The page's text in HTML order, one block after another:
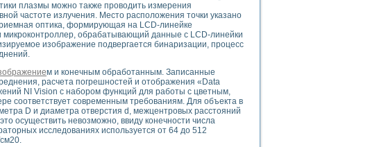
в учебной лаборатории средствами LabVIEW
импульсного сигнала
среде Lab VIEW 7.1
в среде LabVIEW
(RRR) сверхпроводников
в пространстве Ван Дер Поля
6008
плазмы можно также проводить измерения
частоте излучения. Место расположения точки указано
оптика, формирующая на LCD-линейке
микроконтроллер, обрабатывающий данные с LCD-линейки
изображение подвергается бинаризации, процесс
м и конечным обработанным. Записанные
расчета погрешностей и отображения «Data
NI Vision с набором функций для работы с цветным,
соответствует современным требованиям. Для объекта в
D и диаметра отверстия d, межцентровых расстояний
осуществить невозможно, ввиду конечности числа
исследованиях используется от 64 до 512